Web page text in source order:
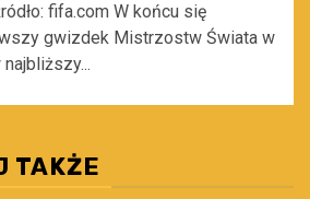
fifa.com W końcu się
gwizdek Mistrzostw Świata w
TAKŻE